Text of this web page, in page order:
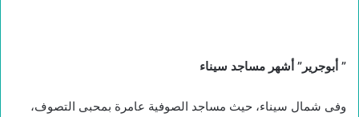
” أبوجرير” أشهر مساجد سيناء
وفى شمال سيناء، حيث مساجد الصوفية عامرة بمحبى التصوف،